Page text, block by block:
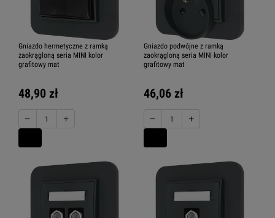
Gniazdo hermetyczne z ramką
zaokrągloną seria MINI kolor
grafitowy mat
48,90 zł
− +
Gniazdo podwójne z ramką
zaokrągloną seria MINI kolor
grafitowy mat
46,06 zł
− +